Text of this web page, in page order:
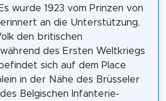
wurde 1923 vom Prinzen von
an die Unterstützung,
den britischen
des Ersten Weltkriegs
sich auf dem Place
in der Nähe des Brüsseler
Belgischen Infanterie-